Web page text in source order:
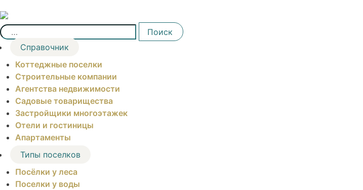
to
content
Найти:
Поиск
Справочник
Коттеджные поселки
Строительные компании
Агентства недвижимости
Садовые товарищества
Застройщики многоэтажек
Отели и гостиницы
Апартаменты
Типы поселков
Посёлки у леса
Поселки у воды